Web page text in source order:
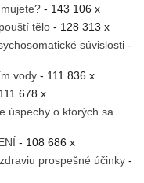
- 143 106 x
tělo - 128 313 x
súvislosti -
vody - 111 836 x
678 x
úspechy o ktorých sa
- 108 686 x
prospešné účinky -